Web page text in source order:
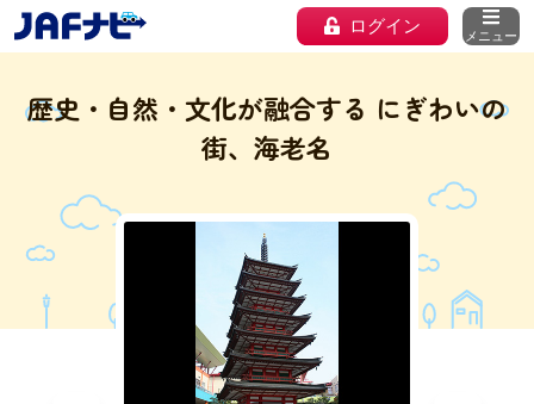
ログイン メニュー
歴史・自然・文化が融合する にぎわいの
街、海老名